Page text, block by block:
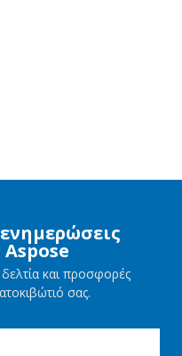
και προσφορές
σας.